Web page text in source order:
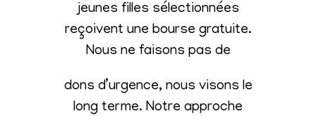
jeunes filles sélectionnées
reçoivent une bourse gratuite.
Nous ne faisons pas de
dons d’urgence, nous visons le
long terme. Notre approche